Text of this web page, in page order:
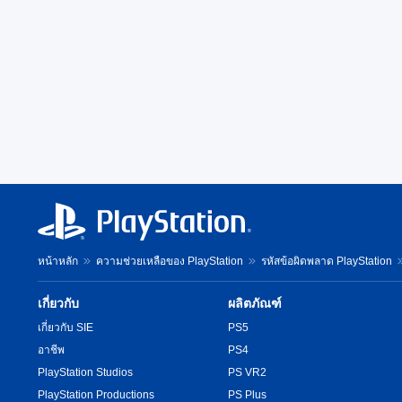
หน้าหลัก ความช่วยเหลือของ PlayStation รหัสข้อผิดพลาด PlayStation
เกี่ยวกับ
เกี่ยวกับ SIE
อาชีพ
PlayStation Studios
PlayStation Productions
ผลิตภัณฑ์
PS5
PS4
PS VR2
PS Plus